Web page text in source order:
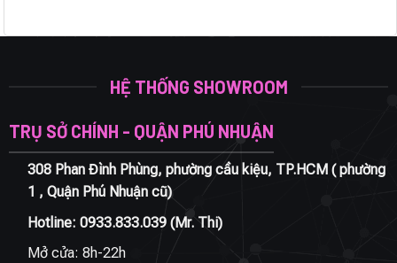
HỆ THỐNG SHOWROOM
TRỤ SỞ CHÍNH - QUẬN PHÚ NHUẬN
308 Phan Đình Phùng, phường cầu kiệu, TP.HCM ( phường
1 , Quận Phú Nhuận cũ)
Hotline: 0933.833.039(Mr. Thi)
Mở cửa: 8h-22h